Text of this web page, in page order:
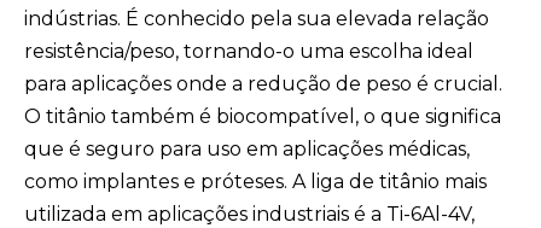
indústrias. É conhecido pela sua elevada relação
resistência/peso, tornando-o uma escolha ideal
para aplicações onde a redução de peso é crucial.
O titânio também é biocompatível, o que significa
que é seguro para uso em aplicações médicas,
como implantes e próteses. A liga de titânio mais
utilizada em aplicações industriais é a Ti-6Al-4V,